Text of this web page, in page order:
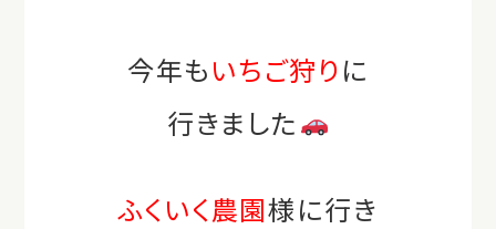
今年もいちご狩り に
行きました
ふくいく農園様に行き